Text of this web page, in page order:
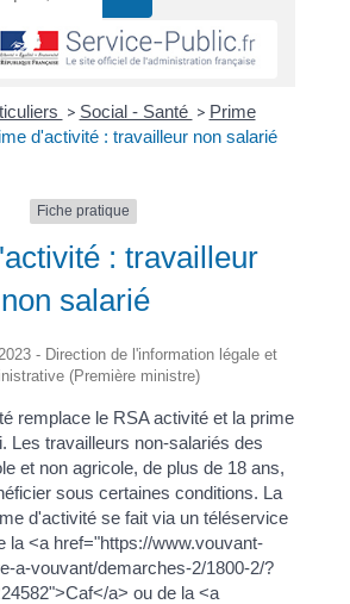
> Social - Santé > Prime
d'activité : travailleur non salarié
Fiche pratique
: travailleur
non salarié
- Direction de l'information légale et
(Première ministre)
remplace le RSA activité et la prime
Les travailleurs non-salariés des
et non agricole, de plus de 18 ans,
sous certaines conditions. La
d'activité se fait via un téléservice
la <a href="https://www.vouvant-
a-vouvant/demarches-2/1800-2/?
a> ou de la <a